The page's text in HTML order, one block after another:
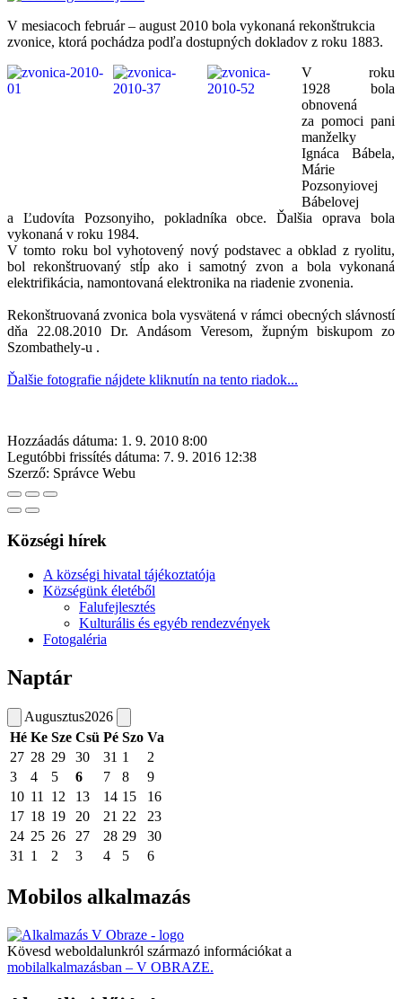
V mesiacoch február – august 2010 bola vykonaná rekonštrukcia
zvonice, ktorá pochádza podľa dostupných dokladov z roku 1883.
V roku
1928 bola
obnovená
za pomoci pani
manželky
Ignáca Bábela,
Márie
Pozsonyiovej
Bábelovej
a Ľudovíta Pozsonyiho, pokladníka obce. Ďalšia oprava bola
vykonaná v roku 1984.
V tomto roku bol vyhotovený nový podstavec a obklad z ryolitu,
bol rekonštruovaný stĺp ako i samotný zvon a bola vykonaná
elektrifikácia, namontovaná elektronika na riadenie zvonenia.
Rekonštruovaná zvonica bola vysvätená v rámci obecných slávností
dňa 22.08.2010 Dr. Andásom Veresom, župným biskupom zo
Szombathely-u .
Ďalšie fotografie nájdete kliknutín na tento riadok...
Hozzáadás dátuma: 1. 9. 2010 8:00
Legutóbbi frissítés dátuma: 7. 9. 2016 12:38
Szerző: Správce Webu
Községi hírek
A községi hivatal tájékoztatója
Községünk életéből
Falufejlesztés
Kulturális és egyéb rendezvények
Fotogaléria
Naptár
Augusztus2026
Hé Ke Sze Csü Pé Szo Va
27 28 29 30 31 1
2
3
4 5 6 7 8
9
10 11 12 13 14 15
16
17 18 19 20 21 22
23
24 25 26 27 28 29
30
31
1 2 3 4 5 6
Mobilos alkalmazás
Kövesd weboldalunkról származó információkat a
mobilalkalmazásban – V OBRAZE.